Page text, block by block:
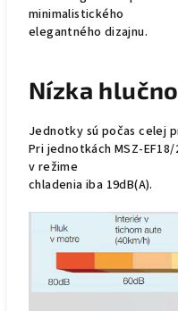
minimalistického
elegantného dizajnu.
Nízka
Jednotky sú počas celej
Pri jednotkách MSZ-
v režime
chladenia iba 19dB(A).